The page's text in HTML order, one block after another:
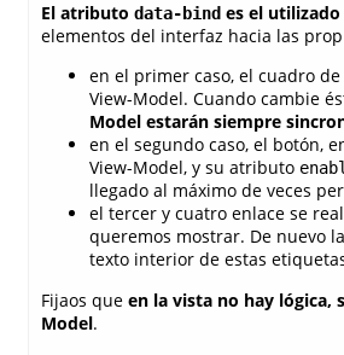
El atributo data-bind es el
elementos del interfaz hacia las
en el primer caso, el cuadro
View-Model. Cuando cambie
Model estarán siempre
en el segundo caso, el botón,
View-Model, y su atributo
llegado al máximo de veces
el tercer y cuatro enlace se
queremos mostrar. De nuevo
texto interior de estas
Fijaos que en la vista no hay lógica,
Model.